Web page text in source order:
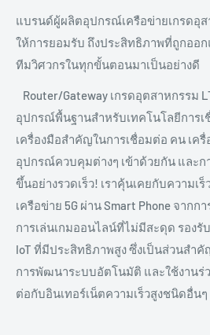
แบรนด์ผู้ผลิตอุปกรณ์เครือข่ายเกรดอุ
ให้การยอมรับ ถึงประสิทธิภาพที่ถูกออ
ทีมวิศวกรในทุกขั้นตอนมาเป็นอย่างดี
Router/Gateway เกรดอุตสาหกรรม
อุปกรณ์พื้นฐานสำหรับเทคโนโลยีการ
เครื่องมือสำคัญในการเชื่อมต่อ คน เครื่
อุปกรณ์ควบคุมต่างๆ เข้าด้วยกัน และก
ขึ้นอย่างรวดเร็ว! เราคุ้นเคยกับความเ
เครือข่าย 5G ผ่าน Smart Phone จาก
การเล่นเกมออนไลน์ที่ไม่มีสะดุด รอง
IoT ที่มีประสิทธิภาพสูง ซึ่งเป็นส่วนสำคั
การพัฒนาระบบอัตโนมัติ และใช้งาน
ต่อกับอินเทอร์เน็ตความเร็วสูงชนิดอื่นๆ